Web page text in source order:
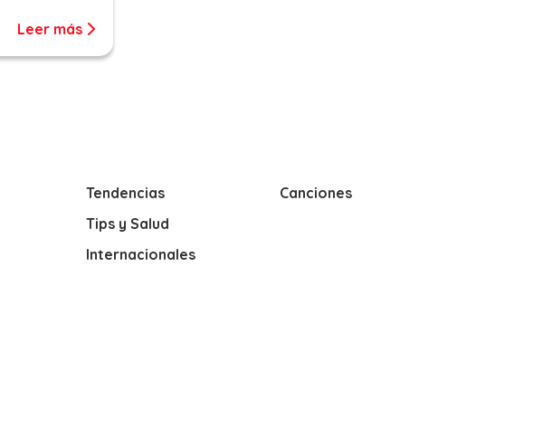
Leer más
Tendencias
Tips y Salud
Internacionales
Canciones